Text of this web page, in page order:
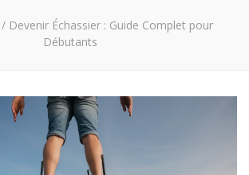
/ Devenir Échassier : Guide Complet pour
Débutants